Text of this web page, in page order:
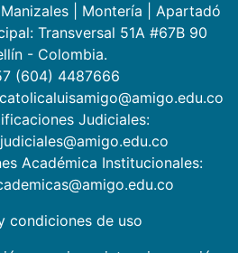
Manizales Montería
Apartadó
Transversal 51A #67B 90
- Colombia.
(604) 4487666
Judiciales:
Académica Institucionales:
condiciones de uso